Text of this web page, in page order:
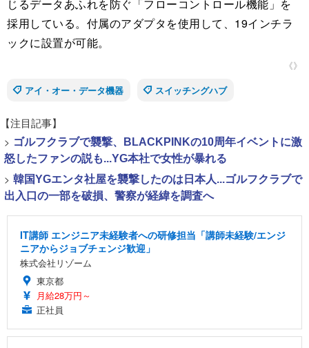
じるデータあふれを防ぐ「フローコントロール機能」を
採用している。付属のアダプタを使用して、19インチラ
ックに設置が可能。
《》
アイ・オー・データ機器
スイッチングハブ
【注目記事】
> ゴルフクラブで襲撃、BLACKPINKの10周年イベントに激
怒したファンの説も...YG本社で女性が暴れる
> 韓国YGエンタ社屋を襲撃したのは日本人...ゴルフクラブで
出入口の一部を破損、警察が経緯を調査へ
IT講師 エンジニア未経験者への研修担当「講師未経験/エンジ
ニアからジョブチェンジ歓迎」
株式会社リゾーム
東京都
月給28万円～
正社員